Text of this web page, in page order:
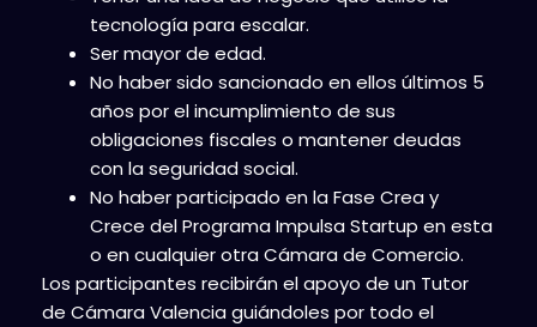
tecnología para escalar.
Ser mayor de edad.
No haber sido sancionado en ellos últimos 5
años por el incumplimiento de sus
obligaciones fiscales o mantener deudas
con la seguridad social.
No haber participado en la Fase Crea y
Crece del Programa Impulsa Startup en esta
o en cualquier otra Cámara de Comercio.
Los participantes recibirán el apoyo de un Tutor
de Cámara Valencia guiándoles por todo el